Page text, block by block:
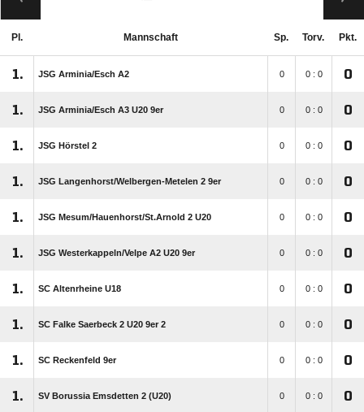
Pl. Mannschaft Sp. Torv. Pkt.
1. JSG Arminia/​Esch A2 0 0 : 0 0
1. JSG Arminia/​Esch A3 U20 9er 0 0 : 0 0
1. JSG Hörstel 2 0 0 : 0 0
1. JSG Langenhorst/​Welbergen-Metelen 2 9er 0 0 : 0 0
1. JSG Mesum/​Hauenhorst/​St.Arnold 2 U20 0 0 : 0 0
1. JSG Westerkappeln/​Velpe A2 U20 9er 0 0 : 0 0
1. SC Altenrheine U18 0 0 : 0 0
1. SC Falke Saerbeck 2 U20 9er 2 0 0 : 0 0
1. SC Reckenfeld 9er 0 0 : 0 0
1. SV Borussia Emsdetten 2 (U20) 0 0 : 0 0